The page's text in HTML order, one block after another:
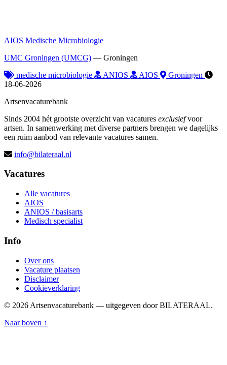
AIOS Medische Microbiologie
UMC Groningen (UMCG) — Groningen
medische microbiologie
ANIOS AIOS
Groningen
18-06-2026
Artsenvacaturebank
Sinds 2004 hét grootste overzicht van vacatures exclusiefvoor
artsen. In samenwerking met diverse partners brengen we dagelijks
een ruim aanbod van relevante vacatures samen.
info@bilateraal.nl
Vacatures
Alle vacatures
AIOS
ANIOS / basisarts
Medisch specialist
Info
Over ons
Vacature plaatsen
Disclaimer
Cookieverklaring
© 2026 Artsenvacaturebank — uitgegeven door BILATERAAL.
Naar boven ↑